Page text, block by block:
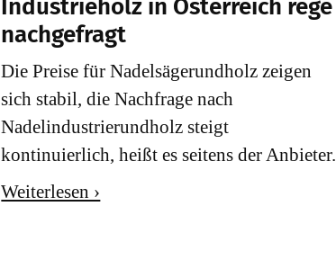
Industrieholz in Österreich rege
nachgefragt
Die Preise für Nadelsägerundholz zeigen
sich stabil, die Nachfrage nach
Nadelindustrierundholz steigt
kontinuierlich, heißt es seitens der Anbieter.
Weiterlesen ›